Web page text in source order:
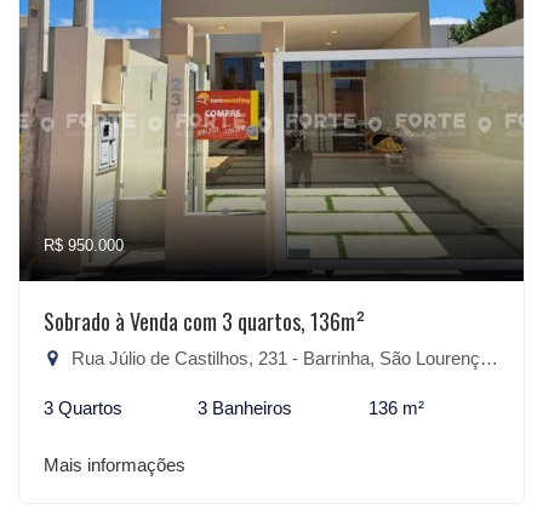
R$ 950.000
Sobrado à Venda com 3 quartos, 136m²
Rua Júlio de Castilhos, 231 - Barrinha, São Lourenço do Sul-RS
3 Quartos 3 Banheiros 136 m²
Mais informações